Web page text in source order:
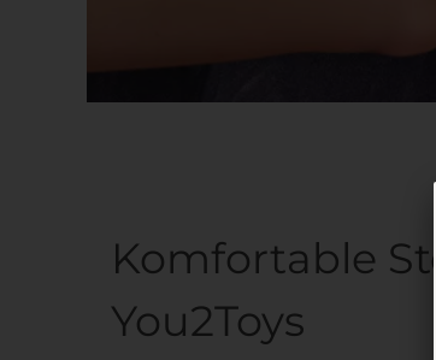
Komfortable
You2Toys